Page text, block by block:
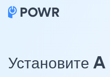
Установите